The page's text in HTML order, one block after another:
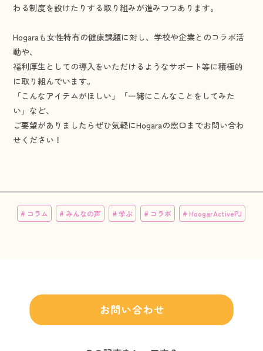
わる制度を設けたりする取り組みが進みつつあります。
Hogaraも女性特有の健康課題に対し、学校や企業とのコラボ活
動や、
福利厚生としての導入をいただけるようなサポート等に積極的
に取り組んでいます。
「こんなアイテムがほしい」「一緒にこんなことをしてみた
い」など、
ご要望がありましたらぜひ気軽にHogaraの窓口までお問い合わ
せください！
# コラム # みんなの声 # 学ぶ # コラボ # HoogarActivePJ